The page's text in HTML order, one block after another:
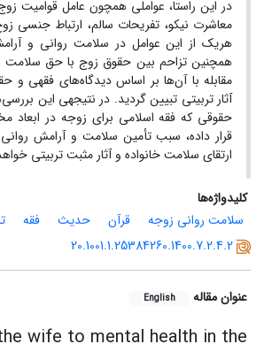
در این راستا، عواملی همچون عامل قوامیت
معاشرت نیکو، تفریحات سالم، ارتباط جنسی
هریک از این عوامل در سلامت روانی و
همچنین تزاحم بین حقوق زوج با حق سلامت
مقابله با آن‌ها بر اساس دیدگاه‌های فقهی و
آثار تربیتی تبیین گردید. در نتیجهی این
حقوقی که فقه اسلامی برای زوجه در ابعاد
قرار داده، سبب تأمین سلامت و آرامش
ارتقای سلامت خانواده و آثار مثبت تربیتی
کلیدواژه‌ها
سلامت روانی زوجه
قرآن حدیث فقه
20.1001.1.25384260.1400.7.2.4.2
عنوان مقاله English
wife to mental health in the